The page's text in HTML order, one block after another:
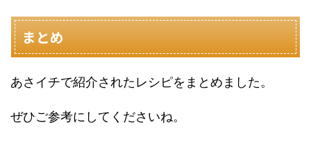
まとめ
あさイチで紹介されたレシピをまとめました。
ぜひご参考にしてくださいね。